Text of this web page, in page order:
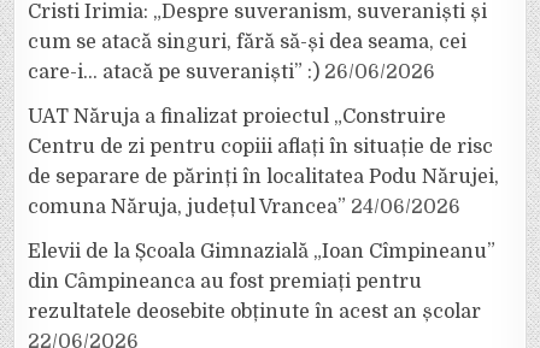
Cristi Irimia: „Despre suveranism, suveraniști și
cum se atacă singuri, fără să-și dea seama, cei
care-i… atacă pe suveraniști” :) 26/06/2026
UAT Năruja a finalizat proiectul „Construire
Centru de zi pentru copiii aflați în situație de risc
de separare de părinți în localitatea Podu Nărujei,
comuna Năruja, județul Vrancea” 24/06/2026
Elevii de la Școala Gimnazială „Ioan Cîmpineanu”
din Câmpineanca au fost premiați pentru
rezultatele deosebite obținute în acest an școlar
22/06/2026